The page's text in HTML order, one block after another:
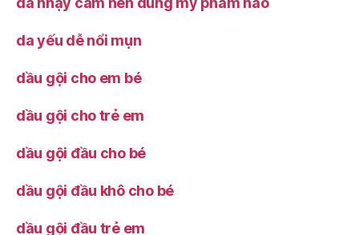
da yếu dễ nổi mụn
dầu gội cho em bé
dầu gội cho trẻ em
dầu gội đầu cho bé
dầu gội đầu khô cho bé
dầu gội đầu trẻ em